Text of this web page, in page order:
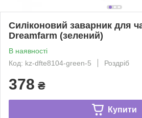
Силіконовий заварник для
Dreamfarm (зелений)
В наявності
Код: kz-dfte8104-green-5
Роздріб
378 ₴
Купити